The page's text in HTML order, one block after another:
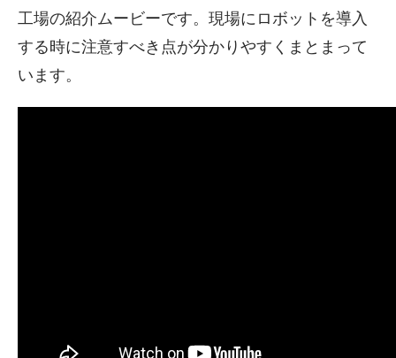
工場の紹介ムービーです。現場にロボットを導入
する時に注意すべき点が分かりやすくまとまって
います。